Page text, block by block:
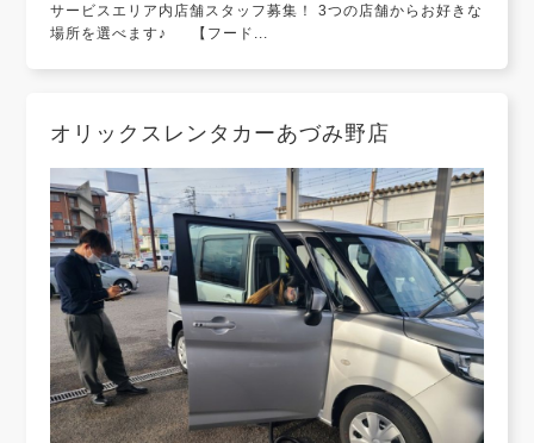
サービスエリア内店舗スタッフ募集！ 3つの店舗からお好きな
場所を選べます♪ 【フード...
オリックスレンタカーあづみ野店